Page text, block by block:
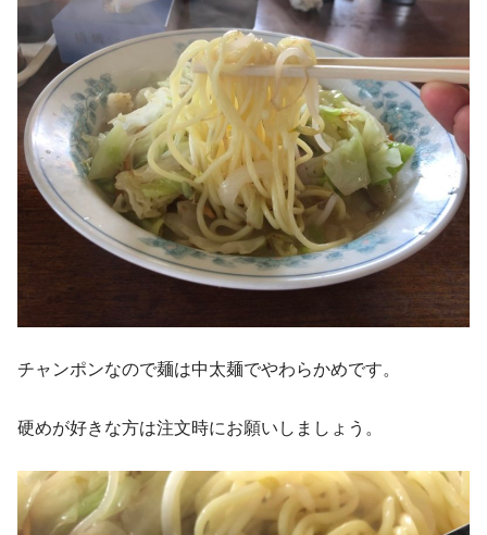
チャンポンなので麺は中太麺でやわらかめです。
硬めが好きな方は注文時にお願いしましょう。